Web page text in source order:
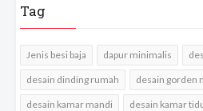
Tag
Jenis besi baja dapur minimalis
desain dinding rumah desain gorden
desain kamar mandi desain kamar